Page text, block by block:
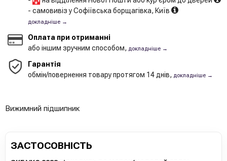
- самовивіз у Софіївська борщагівка, Київ
докладніше →
Оплата при отриманні
або іншим зручним способом, докладніше →
Гарантія
обмін/повернення товару протягом 14 днів, докладніше →
Вижимний підшипник
ЗАСТОСОВНІСТЬ